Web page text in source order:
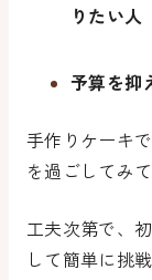
りたい人
予算を抑
手作りケーキ
を過ごしてみ
工夫次第で、
して簡単に挑